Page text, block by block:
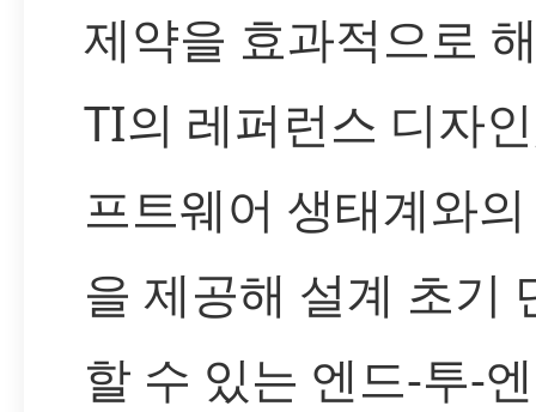
제약을 효과적으로
TI의 레퍼런스 디자
프트웨어 생태계와
을 제공해 설계 초기
할 수 있는 엔드-투-